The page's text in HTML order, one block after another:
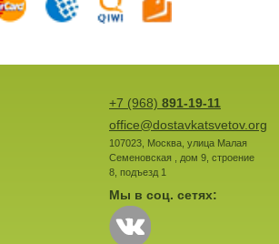
+7 (968) 891-19-11
office@dostavkatsvetov.org
107023, Москва, улица Малая
Семеновская , дом 9, строение
8, подъезд 1
Мы в соц. сетях: